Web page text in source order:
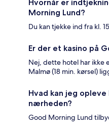
Hvornår er
Morning Lund?
Du kan tjekke ind fra kl.
Er der et kasino på
Nej, dette hotel har ikke
Malmø (18 min. kørsel)
Hvad kan jeg
nærheden?
Good Morning Lund